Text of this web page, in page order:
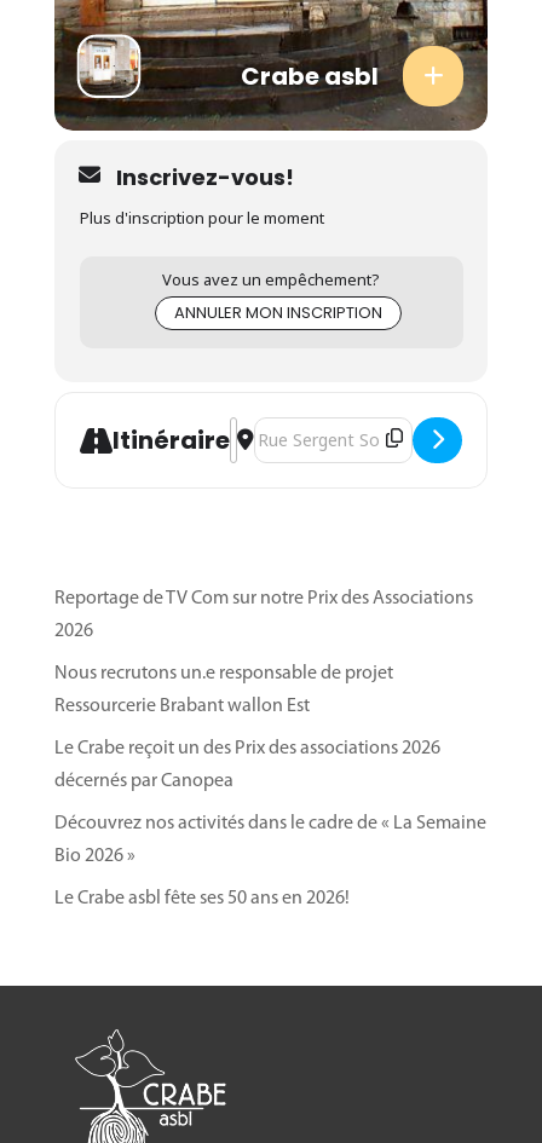
Crabe asbl
Inscrivez-vous!
Plus d'inscription pour le moment
Vous avez un empêchement?
ANNULER MON INSCRIPTION
ItinéraireAddress - Séance d'informations à
Destination Address - Séance
Reportage de TV Com sur notre Prix des Associations
2026
Nous recrutons un.e responsable de projet
Ressourcerie Brabant wallon Est
Le Crabe reçoit un des Prix des associations 2026
décernés par Canopea
Découvrez nos activités dans le cadre de « La Semaine
Bio 2026 »
Le Crabe asbl fête ses 50 ans en 2026!